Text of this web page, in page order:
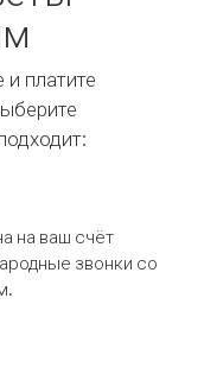
платите
на ваш счёт
звонки со